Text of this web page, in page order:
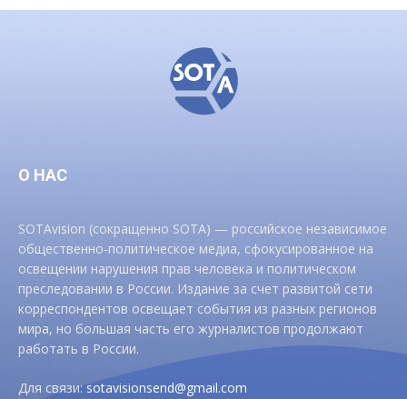
О НАС
SOTAvision (сокращенно SOTA) — российское независимое
общественно-политическое медиа, сфокусированное на
освещении нарушения прав человека и политическом
преследовании в России. Издание за счет развитой сети
корреспондентов освещает события из разных регионов
мира, но большая часть его журналистов продолжают
работать в России.
Для связи:sotavisionsend@gmail.com